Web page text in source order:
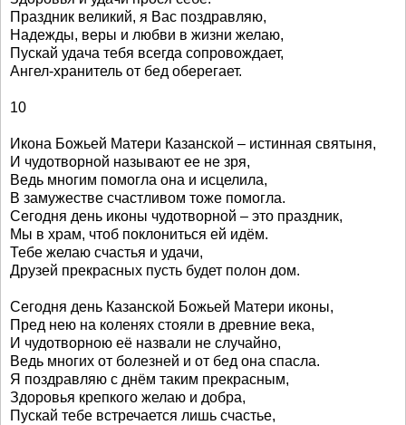
Праздник великий, я Вас поздравляю,
Надежды, веры и любви в жизни желаю,
Пускай удача тебя всегда сопровождает,
Ангел-хранитель от бед оберегает.
10
Икона Божьей Матери Казанской – истинная святыня,
И чудотворной называют ее не зря,
Ведь многим помогла она и исцелила,
В замужестве счастливом тоже помогла.
Сегодня день иконы чудотворной – это праздник,
Мы в храм, чтоб поклониться ей идём.
Тебе желаю счастья и удачи,
Друзей прекрасных пусть будет полон дом.
Сегодня день Казанской Божьей Матери иконы,
Пред нею на коленях стояли в древние века,
И чудотворною её назвали не случайно,
Ведь многих от болезней и от бед она спасла.
Я поздравляю с днём таким прекрасным,
Здоровья крепкого желаю и добра,
Пускай тебе встречается лишь счастье,